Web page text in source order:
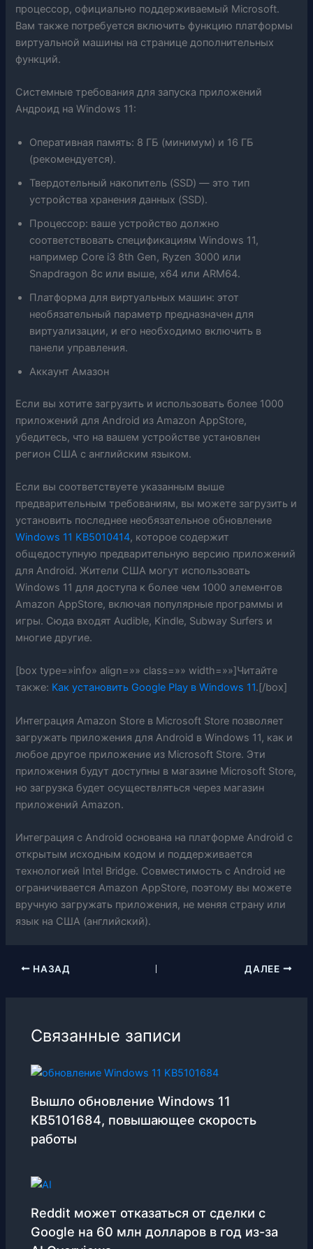
процессор, официально поддерживаемый Microsoft.
Вам также потребуется включить функцию платформы
виртуальной машины на странице дополнительных
функций.
Системные требования для запуска приложений
Андроид на Windows 11:
Оперативная память: 8 ГБ (минимум) и 16 ГБ
(рекомендуется).
Твердотельный накопитель (SSD) — это тип
устройства хранения данных (SSD).
Процессор: ваше устройство должно
соответствовать спецификациям Windows 11,
например Core i3 8th Gen, Ryzen 3000 или
Snapdragon 8c или выше, x64 или ARM64.
Платформа для виртуальных машин: этот
необязательный параметр предназначен для
виртуализации, и его необходимо включить в
панели управления.
Аккаунт Амазон
Если вы хотите загрузить и использовать более 1000
приложений для Android из Amazon AppStore,
убедитесь, что на вашем устройстве установлен
регион США с английским языком.
Если вы соответствуете указанным выше
предварительным требованиям, вы можете загрузить и
установить последнее необязательное обновление
Windows 11 KB5010414, которое содержит
общедоступную предварительную версию приложений
для Android. Жители США могут использовать
Windows 11 для доступа к более чем 1000 элементов
Amazon AppStore, включая популярные программы и
игры. Сюда входят Audible, Kindle, Subway Surfers и
многие другие.
[box type=»info» align=»» class=»» width=»»]Читайте
также: Как установить Google Play в Windows 11.[/box]
Интеграция Amazon Store в Microsoft Store позволяет
загружать приложения для Android в Windows 11, как и
любое другое приложение из Microsoft Store. Эти
приложения будут доступны в магазине Microsoft Store,
но загрузка будет осуществляться через магазин
приложений Amazon.
Интеграция с Android основана на платформе Android с
открытым исходным кодом и поддерживается
технологией Intel Bridge. Совместимость с Android не
ограничивается Amazon AppStore, поэтому вы можете
вручную загружать приложения, не меняя страну или
язык на США (английский).
НАЗАД ДАЛЕЕ
Связанные записи
Вышло обновление Windows 11
KB5101684, повышающее скорость
работы
Reddit может отказаться от сделки с
Google на 60 млн долларов в год из-за